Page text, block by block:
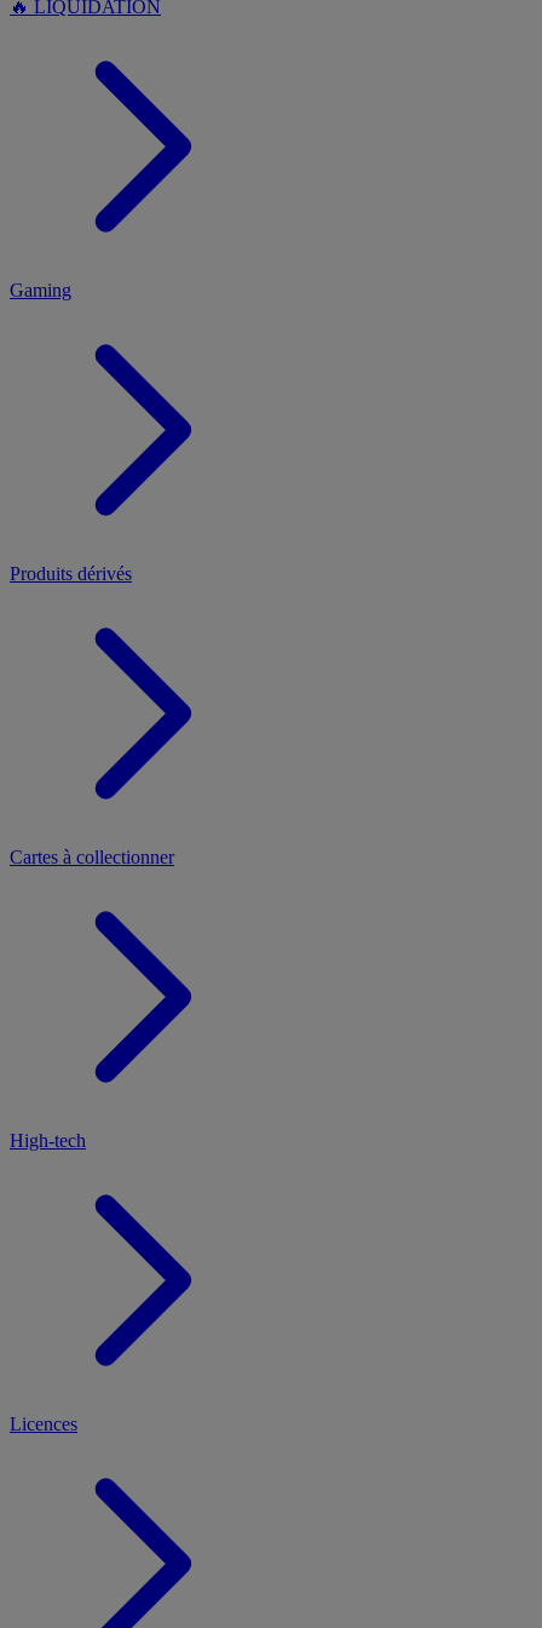
🔥 LIQUIDATION
Gaming
Produits dérivés
Cartes à collectionner
High-tech
Licences